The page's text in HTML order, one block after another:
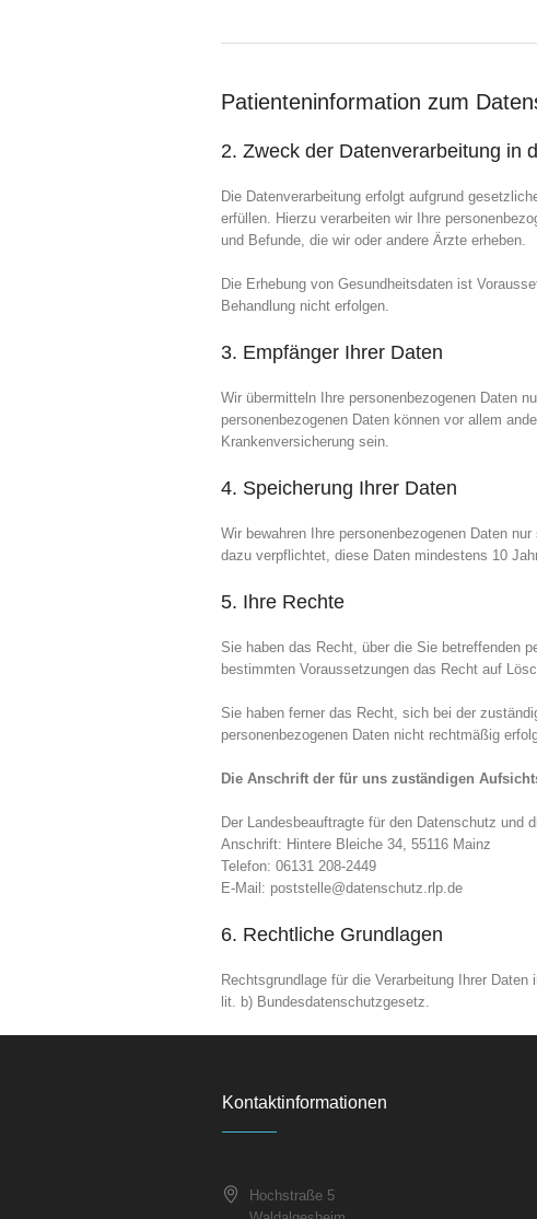
Patienteninformation zum
2. Zweck der Datenverarbeitung in
Die Datenverarbeitung erfolgt aufgrund
erfüllen. Hierzu verarbeiten wir Ihre
und Befunde, die wir oder andere Ärzte erheben.
Die Erhebung von Gesundheitsdaten ist
Behandlung nicht erfolgen.
3. Empfänger Ihrer Daten
Wir übermitteln Ihre personenbezogenen Daten
personenbezogenen Daten können vor allem
Krankenversicherung sein.
4. Speicherung Ihrer Daten
Wir bewahren Ihre personenbezogenen Daten
dazu verpflichtet, diese Daten mindestens 10
5. Ihre Rechte
Sie haben das Recht, über die Sie betreffenden
bestimmten Voraussetzungen das Recht auf
Sie haben ferner das Recht, sich bei der
personenbezogenen Daten nicht rechtmäßig
Die Anschrift der für uns zuständigen
Der Landesbeauftragte für den Datenschutz und
Anschrift: Hintere Bleiche 34, 55116 Mainz
Telefon: 06131 208-2449
E-Mail: poststelle@datenschutz.rlp.de
6. Rechtliche Grundlagen
Rechtsgrundlage für die Verarbeitung Ihrer
lit. b) Bundesdatenschutzgesetz.
Kontaktinformationen
Hochstraße 5